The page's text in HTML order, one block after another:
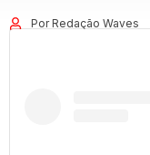
Por Redação Waves